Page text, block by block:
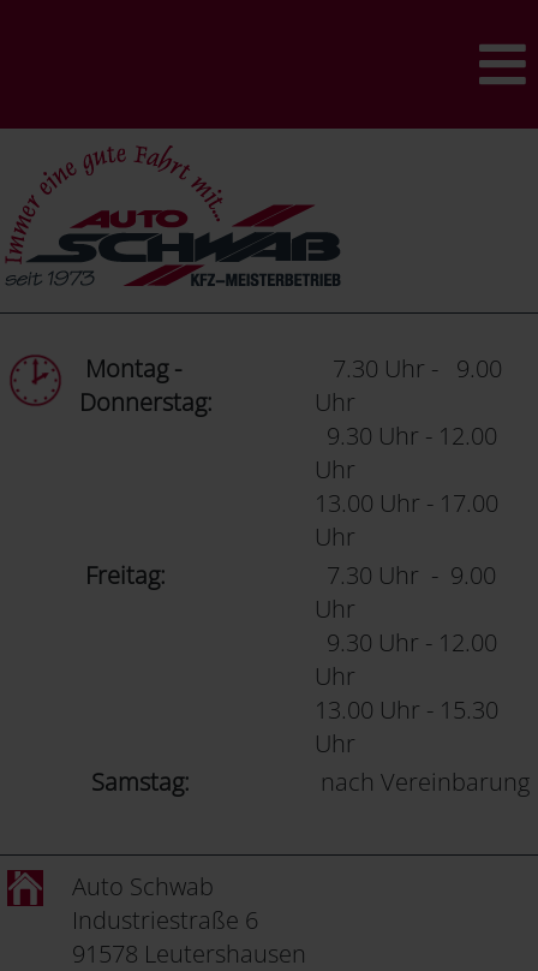
Montag -
Donnerstag:
7.30 Uhr - 9.00
Uhr
9.30 Uhr - 12.00
Uhr
13.00 Uhr - 17.00
Uhr
Freitag:
7.30 Uhr - 9.00
Uhr
9.30 Uhr - 12.00
Uhr
13.00 Uhr - 15.30
Uhr
Samstag:
nach Vereinbarung
Auto Schwab
Industriestraße 6
91578 Leutershausen